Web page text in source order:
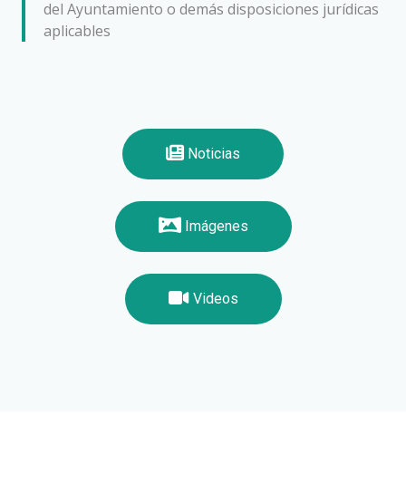
del Ayuntamiento o demás disposiciones jurídicas
aplicables
Noticias
Imágenes
Videos